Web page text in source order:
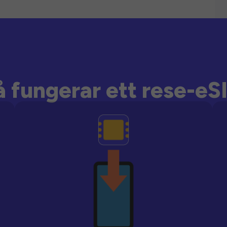
fungerar ett rese-